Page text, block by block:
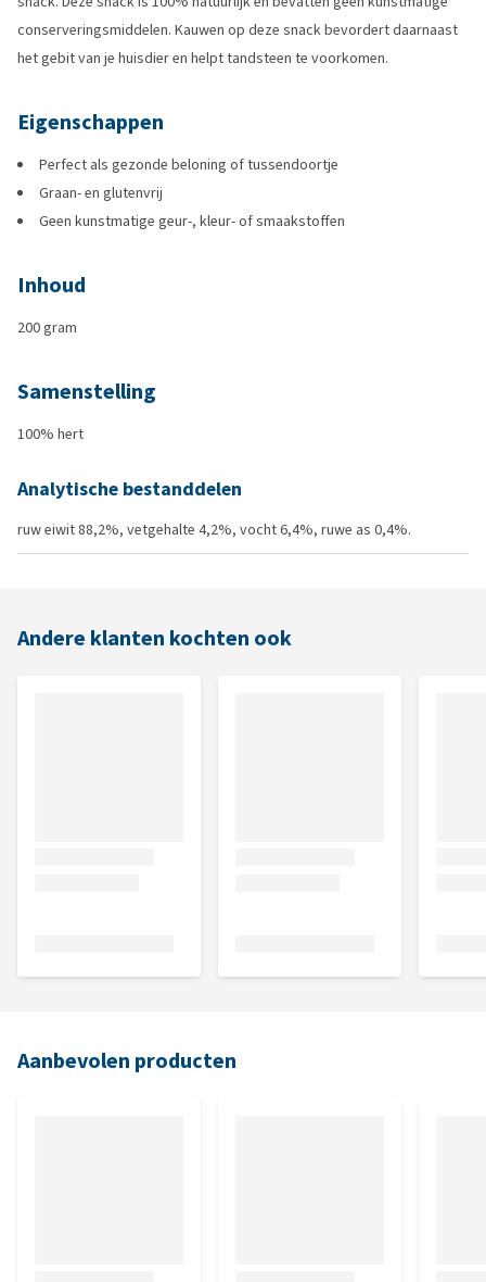
conserveringsmiddelen. Kauwen op deze snack bevordert daarnaast
het gebit van je huisdier en helpt tandsteen te voorkomen.
Eigenschappen
Perfect als gezonde beloning of tussendoortje
Graan- en glutenvrij
Geen kunstmatige geur-, kleur- of smaakstoffen
Inhoud
200 gram
Samenstelling
100% hert
Analytische bestanddelen
ruw eiwit 88,2%, vetgehalte 4,2%, vocht 6,4%, ruwe as 0,4%.
Andere klanten kochten ook
Aanbevolen producten